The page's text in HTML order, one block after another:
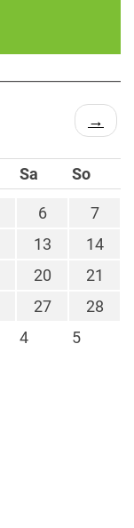
→
Sa So
6
7
13
14
20
21
27
28
4 5